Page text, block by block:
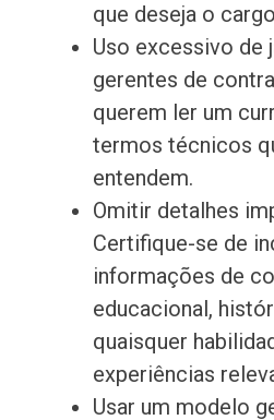
que deseja o
Uso excessivo de
gerentes de
querem ler um
termos técnicos
entendem.
Omitir detalhes
Certifique-se de
informações de
educacional,
quaisquer
experiências
Usar um modelo